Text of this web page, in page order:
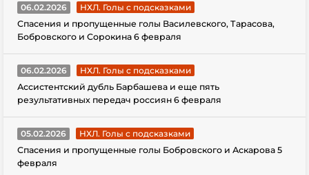
06.02.2026
НХЛ. Голы с подсказками
Спасения и пропущенные голы Василевского, Тарасова,
Бобровского и Сорокина 6 февраля
06.02.2026
НХЛ. Голы с подсказками
Ассистентский дубль Барбашева и еще пять
результативных передач россиян 6 февраля
05.02.2026
НХЛ. Голы с подсказками
Спасения и пропущенные голы Бобровского и Аскарова 5
февраля